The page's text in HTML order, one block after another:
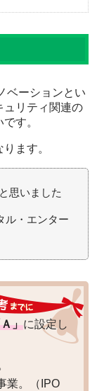
ベーションとい
ュリティ関連の
す。
ります。
思いました
ル・エンター
」に設定し
業。（IPO